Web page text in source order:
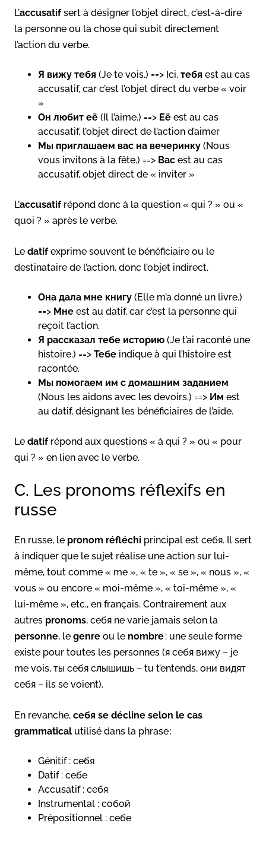
L’accusatifsert à désigner l’objet direct, c’est-à-dire
la personne ou la chose qui subit directement
l’action du verbe.
Я вижу тебя (Je te vois.) ==> Ici, тебя est au cas
accusatif, car c’est l’objet direct du verbe « voir
»
Он любит её (Il l’aime.) ==> Её est au cas
accusatif, l’objet direct de l’action d’aimer
Мы приглашаем вас на вечеринку (Nous
vous invitons à la fête.) ==> Вас est au cas
accusatif, objet direct de « inviter »
L’accusatifrépond donc à la question « qui ? » ou «
quoi ? » après le verbe.
Le datifexprime souvent le bénéficiaire ou le
destinataire de l’action, donc l’objet indirect.
Она дала мне книгу (Elle m’a donné un livre.)
==> Мне est au datif, car c’est la personne qui
reçoit l’action.
Я рассказал тебе историю (Je t’ai raconté une
histoire.) ==> Тебе indique à qui l’histoire est
racontée.
Мы помогаем им с домашним заданием
(Nous les aidons avec les devoirs.) ==> Им est
au datif, désignant les bénéficiaires de l’aide.
Le datifrépond aux questions « à qui ? » ou « pour
qui ? » en lien avec le verbe.
C. Les pronoms réflexifs en
russe
En russe, le pronom réfléchi principal est себя. Il sert
à indiquer que le sujet réalise une action sur lui-
même, tout comme « me », « te », « se », « nous », «
vous » ou encore « moi-même », « toi-même », «
lui-même », etc., en français. Contrairement aux
autres pronoms, себя ne varie jamais selon la
personne, le genre ou le nombre: une seule forme
existe pour toutes les personnes (я себя вижу – je
me vois, ты себя слышишь – tu t’entends, они видят
себя – ils se voient).
En revanche, себя se décline selon le cas
grammatical utilisé dans la phrase :
Génitif : себя
Datif : себе
Accusatif : себя
Instrumental : собой
Prépositionnel : себе